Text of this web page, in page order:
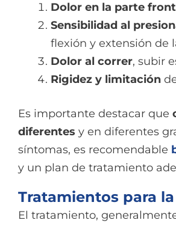
Dolor en la parte
Sensibilidad al
flexión y extensión de
Dolor al correr, subir
Rigidez y limitación
Es importante destacar que
diferentes y en diferentes
síntomas, es recomendable
y un plan de tratamiento
Tratamientos para
El tratamiento,